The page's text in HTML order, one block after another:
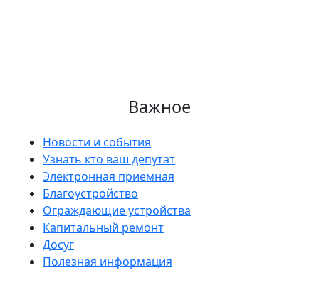
Важное
Новости и события
Узнать кто ваш депутат
Электронная приемная
Благоустройство
Ограждающие устройства
Капитальный ремонт
Досуг
Полезная информация